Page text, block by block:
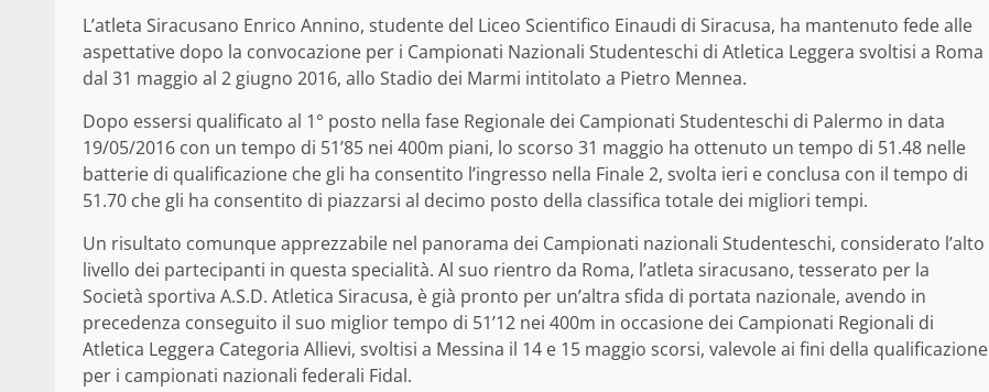
L’atleta Siracusano Enrico Annino, studente del Liceo Scientifico Einaudi di Siracusa, ha mantenuto fede alle
aspettative dopo la convocazione per i Campionati Nazionali Studenteschi di Atletica Leggera svoltisi a Roma
dal 31 maggio al 2 giugno 2016, allo Stadio dei Marmi intitolato a Pietro Mennea.
Dopo essersi qualificato al 1° posto nella fase Regionale dei Campionati Studenteschi di Palermo in data
19/05/2016 con un tempo di 51’85 nei 400m piani, lo scorso 31 maggio ha ottenuto un tempo di 51.48 nelle
batterie di qualificazione che gli ha consentito l’ingresso nella Finale 2, svolta ieri e conclusa con il tempo di
51.70 che gli ha consentito di piazzarsi al decimo posto della classifica totale dei migliori tempi.
Un risultato comunque apprezzabile nel panorama dei Campionati nazionali Studenteschi, considerato l’alto
livello dei partecipanti in questa specialità. Al suo rientro da Roma, l’atleta siracusano, tesserato per la
Società sportiva A.S.D. Atletica Siracusa, è già pronto per un’altra sfida di portata nazionale, avendo in
precedenza conseguito il suo miglior tempo di 51’12 nei 400m in occasione dei Campionati Regionali di
Atletica Leggera Categoria Allievi, svoltisi a Messina il 14 e 15 maggio scorsi, valevole ai fini della qualificazione
per i campionati nazionali federali Fidal.